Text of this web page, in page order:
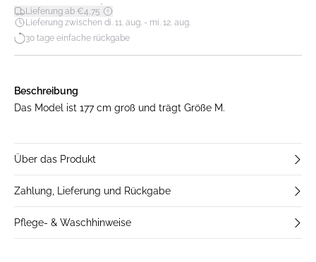
Lieferung ab €4,75*
Lieferung zwischen di. 11. aug. - mi. 12. aug.
30 tage einfache rückgabe
Beschreibung
Das Model ist 177 cm groß und trägt Größe M.
Über das Produkt
Zahlung, Lieferung und Rückgabe
Pflege- & Waschhinweise